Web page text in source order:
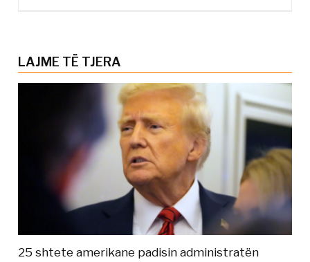
LAJME TË TJERA
25 shtete amerikane padisin administratën